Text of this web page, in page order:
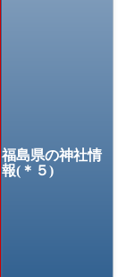
福島県の神社情
報(＊５)